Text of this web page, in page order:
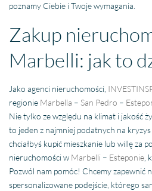
poznamy Ciebie i Twoje wymagania.
Zakup
Marbelli: jak to
Jako agenci nieruchomości,
regionie Marbella –San Pedro –
Nie tylko ze względu na klimat i jakość
to jeden z najmniej podatnych na
chciałbyś kupić mieszkanie lub willę za
nieruchomości w Marbelli – Esteponie,
Pozwól nam pomóc! Chcemy zapewnić
spersonalizowane podejście, którego